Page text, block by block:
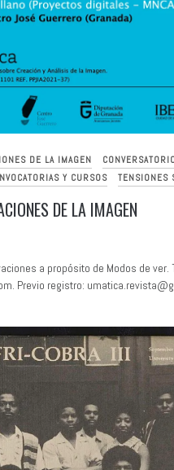
DE LA IMAGEN
Y CURSOS
TENSIONES
DE LA IMAGEN
a propósito de Modos de
Previo registro: